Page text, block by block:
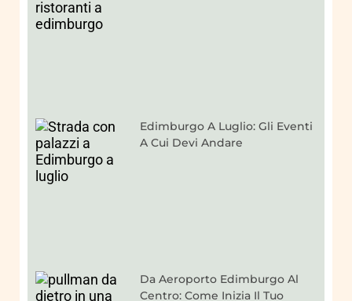
Edimburgo A Luglio: Gli Eventi
A Cui Devi Andare
Da Aeroporto Edimburgo Al
Centro: Come Inizia Il Tuo